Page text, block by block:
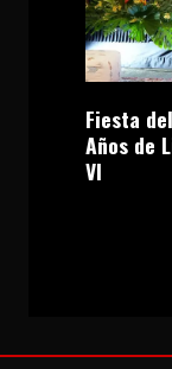
Fiesta
Años de
VI